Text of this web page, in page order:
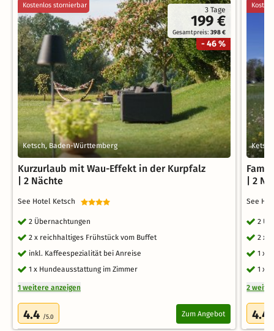
3 Tage
199 €
Gesamtpreis:398 €
- 46 %
Kostenlos stornierbar
Ketsch, Baden-Württemberg
Kurzurlaub mit Wau-Effekt in der Kurpfalz
| 2 Nächte
See Hotel Ketsch
2 Übernachtungen
2 x reichhaltiges Frühstück vom Buffet
inkl. Kaffeespezialität bei Anreise
1 x Hundeausstattung im Zimmer
1 weitere anzeigen
4.4 /5.0 Zum Angebot
| 2
See
2
2 x
1 x
1 x
2
4.4